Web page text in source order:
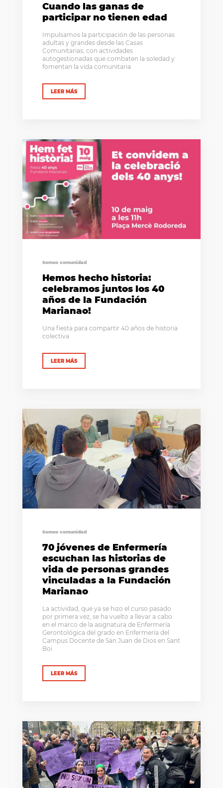
Cuando las ganas de
participar no tienen edad
Impulsamos la participación de las personas
adultas y grandes desde las Casas
Comunitarias, con actividades
autogestionadas que combaten la soledad y
fomentan la vida comunitaria
LEER MÁS
Somos comunidad
Hemos hecho historia:
celebramos juntos los 40
años de la Fundación
Marianao!
Una fiesta para compartir 40 años de historia
colectiva
LEER MÁS
Somos comunidad
70 jóvenes de Enfermería
escuchan las historias de
vida de personas grandes
vinculadas a la Fundación
Marianao
La actividad, que ya se hizo el curso pasado
por primera vez, se ha vuelto a llevar a cabo
en el marco de la asignatura de Enfermería
Gerontológica del grado en Enfermería del
Campus Docente de San Juan de Dios en Sant
Boi
LEER MÁS